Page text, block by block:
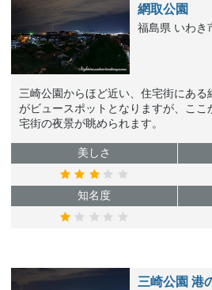
網取公園
福島県 いわき
三崎公園からほど近い、住宅街にある
がビュースポットとなりますが、ここ
宅街の夜景が眺められます。
美しさ
知名度
三崎公園 港